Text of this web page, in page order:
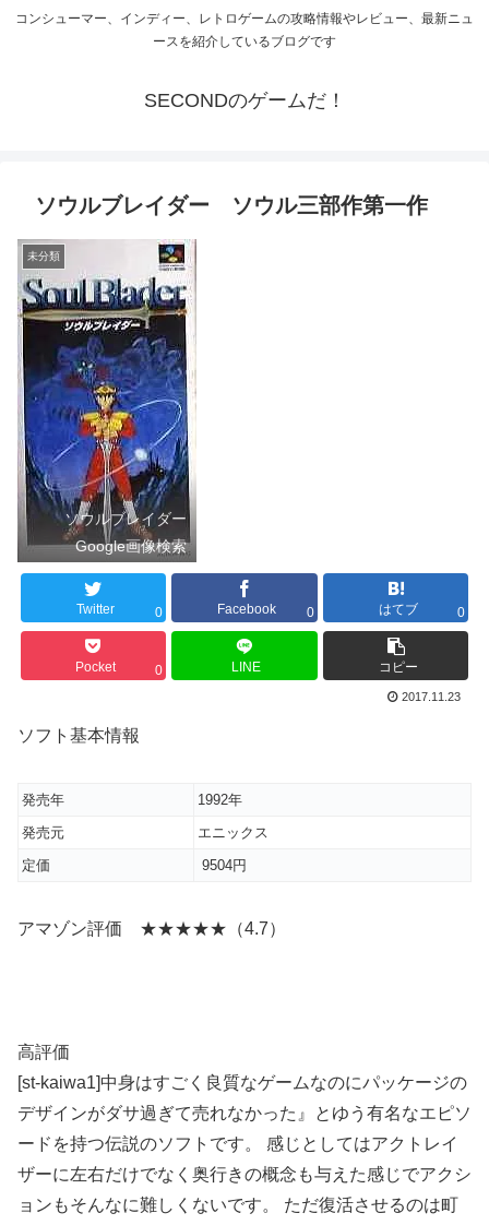
コンシューマー、インディー、レトロゲームの攻略情報やレビュー、最新ニュ
ースを紹介しているブログです
SECONDのゲームだ！
ソウルブレイダー ソウル三部作第一作
未分類
ソウルブレイダー
Google画像検索
Twitter 0 Facebook 0 はてブ 0
Pocket 0 LINE コピー
2017.11.23
ソフト基本情報
発売年
1992年
発売元
エニックス
定価
9504円
アマゾン評価 ★★★★★（4.7）
高評価
[st-kaiwa1]中身はすごく良質なゲームなのにパッケージの
デザインがダサ過ぎて売れなかった』とゆう有名なエピソ
ードを持つ伝説のソフトです。 感じとしてはアクトレイ
ザーに左右だけでなく奥行きの概念も与えた感じでアクシ
ョンもそんなに難しくないです。 ただ復活させるのは町